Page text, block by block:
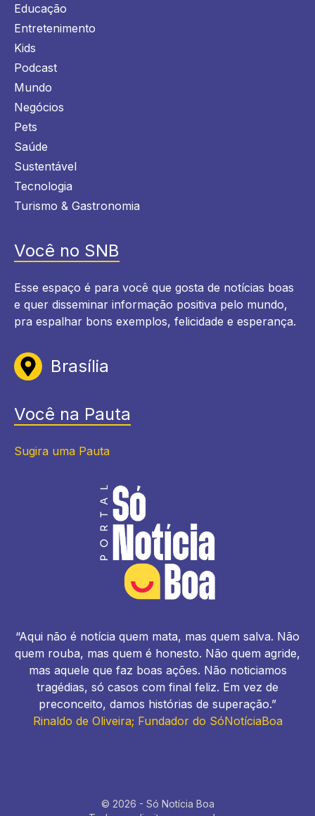
Educação
Entretenimento
Kids
Podcast
Mundo
Negócios
Pets
Saúde
Sustentável
Tecnologia
Turismo & Gastronomia
Você no SNB
Esse espaço é para você que gosta de notícias boas
e quer disseminar informação positiva pelo mundo,
pra espalhar bons exemplos, felicidade e esperança.
Brasília
Você na Pauta
Sugira uma Pauta
“Aqui não é notícia quem mata, mas quem salva. Não
quem rouba, mas quem é honesto. Não quem agride,
mas aquele que faz boas ações. Não noticiamos
tragédias, só casos com final feliz. Em vez de
preconceito, damos histórias de superação.”
Rinaldo de Oliveira; Fundador do SóNotíciaBoa
© 2026 - Só Notícia Boa